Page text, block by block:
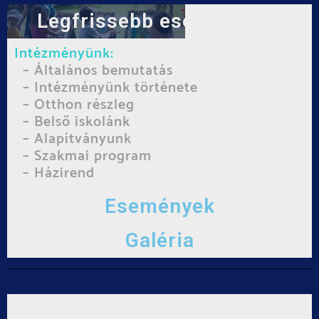
Legfrissebb eseményünk
Intézményünk:
– Általános bemutatás
– Intézményünk története
– Otthon részleg
– Belső iskolánk
– Alapítványunk
– Szakmai program
– Házirend
Események
Galéria